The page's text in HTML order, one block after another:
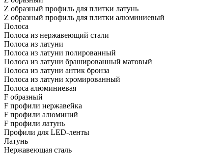
Z образный профиль для плитки латунь
Z образный профиль для плитки алюминиевый
Полоса
Полоса из нержавеющий стали
Полоса из латуни
Полоса из латуни полированный
Полоса из латуни брашированный матовый
Полоса из латуни антик бронза
Полоса из латуни хромированный
Полоса алюминиевая
F образный
F профили нержавейка
F профили алюминий
F профили латунь
Профили для LED-ленты
Латунь
Нержавеющая сталь